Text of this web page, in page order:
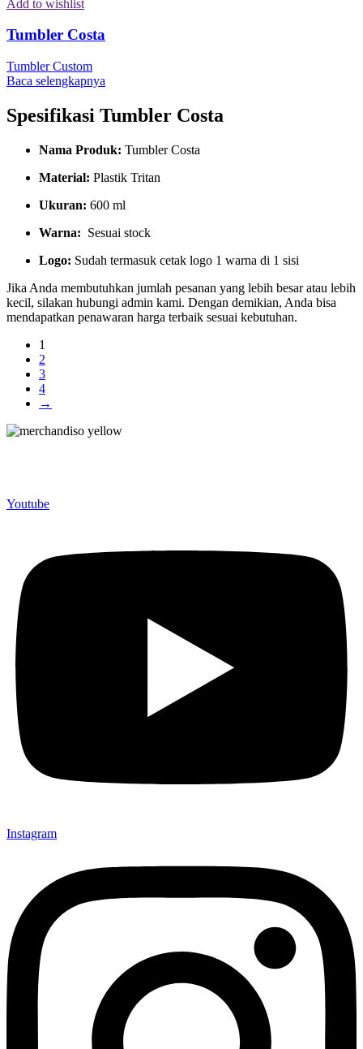
Add to wishlist
Tumbler Costa
Tumbler Custom
Baca selengkapnya
Spesifikasi Tumbler Costa
Nama Produk: Tumbler Costa
Material: Plastik Tritan
Ukuran: 600 ml
Warna: Sesuai stock
Logo: Sudah termasuk cetak logo 1 warna di 1 sisi
Jika Anda membutuhkan jumlah pesanan yang lebih besar atau lebih
kecil, silakan hubungi admin kami. Dengan demikian, Anda bisa
mendapatkan penawaran harga terbaik sesuai kebutuhan.
1
2
3
4
→
Youtube
Instagram